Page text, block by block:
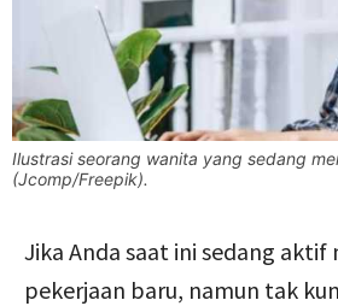
Ilustrasi seorang wanita yang sedang
(Jcomp/Freepik).
Jika Anda saat ini sedang aktif
pekerjaan baru, namun tak